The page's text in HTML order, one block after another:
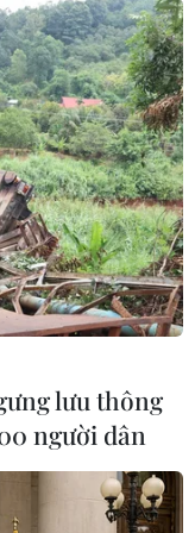
(Vietnam+)
Colombia
lưu thông
người dân